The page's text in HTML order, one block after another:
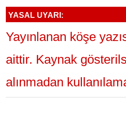
YASAL UYARI:
Yayınlanan köşe
aittir. Kaynak
alınmadan